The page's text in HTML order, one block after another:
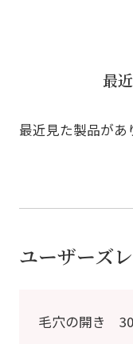
最
最近見た製品があ
ユーザーズ
毛穴の開き